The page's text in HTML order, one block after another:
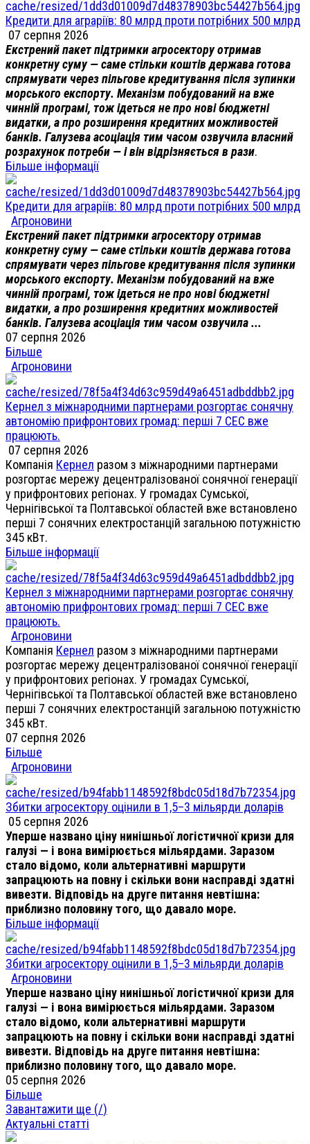
Кредити для аграріїв: 80 млрд проти потрібних 500 млрд
07 серпня 2026
Екстрений пакет підтримки агросектору отримав
конкретну суму — саме стільки коштів держава готова
спрямувати через пільгове кредитування після зупинки
морського експорту. Механізм побудований на вже
чинній програмі, тож ідеться не про нові бюджетні
видатки, а про розширення кредитних можливостей
банків. Галузева асоціація тим часом озвучила власний
розрахунок потреби — і він відрізняється в рази.
Більше інформації
Кредити для аграріїв: 80 млрд проти потрібних 500 млрд
Агроновини
Екстрений пакет підтримки агросектору отримав
конкретну суму — саме стільки коштів держава готова
спрямувати через пільгове кредитування після зупинки
морського експорту. Механізм побудований на вже
чинній програмі, тож ідеться не про нові бюджетні
видатки, а про розширення кредитних можливостей
банків. Галузева асоціація тим часом озвучила ...
07 серпня 2026
Більше
Агроновини
Кернел з міжнародними партнерами розгортає сонячну
автономію прифронтових громад: перші 7 СЕС вже
працюють.
07 серпня 2026
Компанія Кернел разом з міжнародними партнерами
розгортає мережу децентралізованої сонячної генерації
у прифронтових регіонах. У громадах Сумської,
Чернігівської та Полтавської областей вже встановлено
перші 7 сонячних електростанцій загальною потужністю
345 кВт.
Більше інформації
Кернел з міжнародними партнерами розгортає сонячну
автономію прифронтових громад: перші 7 СЕС вже
працюють.
Агроновини
Компанія Кернел разом з міжнародними партнерами
розгортає мережу децентралізованої сонячної генерації
у прифронтових регіонах. У громадах Сумської,
Чернігівської та Полтавської областей вже встановлено
перші 7 сонячних електростанцій загальною потужністю
345 кВт.
07 серпня 2026
Більше
Агроновини
Збитки агросектору оцінили в 1,5–3 мільярди доларів
05 серпня 2026
Уперше названо ціну нинішньої логістичної кризи для
галузі — і вона вимірюється мільярдами. Заразом
стало відомо, коли альтернативні маршрути
запрацюють на повну і скільки вони насправді здатні
вивезти. Відповідь на друге питання невтішна:
приблизно половину того, що давало море.
Більше інформації
Збитки агросектору оцінили в 1,5–3 мільярди доларів
Агроновини
Уперше названо ціну нинішньої логістичної кризи для
галузі — і вона вимірюється мільярдами. Заразом
стало відомо, коли альтернативні маршрути
запрацюють на повну і скільки вони насправді здатні
вивезти. Відповідь на друге питання невтішна:
приблизно половину того, що давало море.
05 серпня 2026
Більше
Завантажити ще (/)
Актуальні статті